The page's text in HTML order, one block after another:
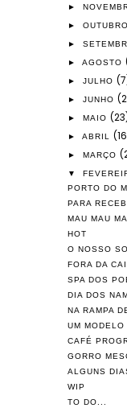
►
► OUTUBRO
►
► AGOSTO
► JULHO
► JUNHO
► MAIO
► ABRIL
► MARÇO
▼
PORTO DO
PARA
MAU MAU
HOT
O NOSSO
FORA DA
SPA DOS
DIA DOS
NA RAMPA
UM MODELO
CAFÉ
GORRO
ALGUNS
WIP
TO DO...